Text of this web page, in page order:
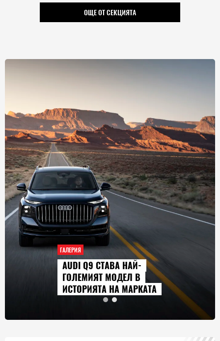
ОЩЕ ОТ СЕКЦИЯТА
ГАЛЕРИЯ
AUDI Q9 СТАВА НАЙ-
ГОЛЕМИЯТ МОДЕЛ В
ИСТОРИЯТА НА МАРКАТА